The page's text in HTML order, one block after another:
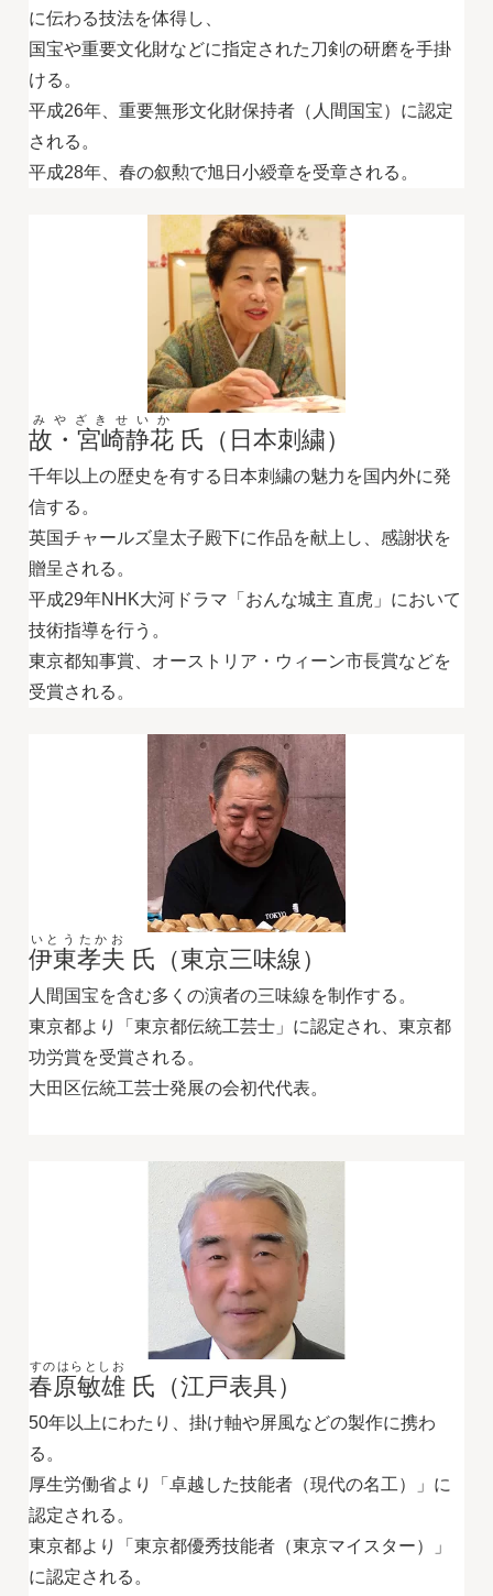
に伝わる技法を体得し、
国宝や重要文化財などに指定された刀剣の研磨を手掛
ける。
平成26年、重要無形文化財保持者（人間国宝）に認定
される。
平成28年、春の叙勲で旭日小綬章を受章される。
故・宮崎静花
みやざきせいか
氏（日本刺繍）
千年以上の歴史を有する日本刺繍の魅力を国内外に発
信する。
英国チャールズ皇太子殿下に作品を献上し、感謝状を
贈呈される。
平成29年NHK大河ドラマ「おんな城主 直虎」において
技術指導を行う。
東京都知事賞、オーストリア・ウィーン市長賞などを
受賞される。
伊東孝夫
いとうたかお
氏（東京三味線）
人間国宝を含む多くの演者の三味線を制作する。
東京都より「東京都伝統工芸士」に認定され、東京都
功労賞を受賞される。
大田区伝統工芸士発展の会初代代表。
春原敏雄
すのはらとしお
氏（江戸表具）
50年以上にわたり、掛け軸や屏風などの製作に携わ
る。
厚生労働省より「卓越した技能者（現代の名工）」に
認定される。
東京都より「東京都優秀技能者（東京マイスター）」
に認定される。